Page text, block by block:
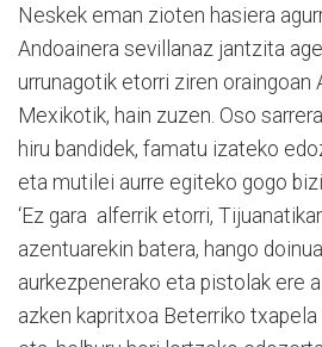
Neskek eman zioten hasiera
Andoainera sevillanaz jantzita
urrunagotik etorri ziren oraingoan
Mexikotik, hain zuzen. Oso
hiru bandidek, famatu izateko
eta mutilei aurre egiteko gogo
‘Ez gara alferrik etorri,
azentuarekin batera, hango
aurkezpenerako eta pistolak ere
azken kapritxoa Beterriko